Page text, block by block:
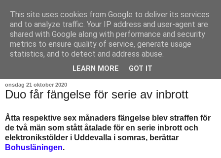
onsdag 21 oktober 2020
Duo får fängelse för serie av inbrott
Åtta respektive sex månaders fängelse blev straffen för
de två män som stått åtalade för en serie inbrott och
elektronikstölder i Uddevalla i somras, berättar
Bohusläningen.
This site uses cookies from Google to deliver its services
and to analyze traffic. Your IP address and user-agent are
shared with Google along with performance and security
metrics to ensure quality of service, generate usage
statistics, and to detect and address abuse.
LEARN MORE GOT IT